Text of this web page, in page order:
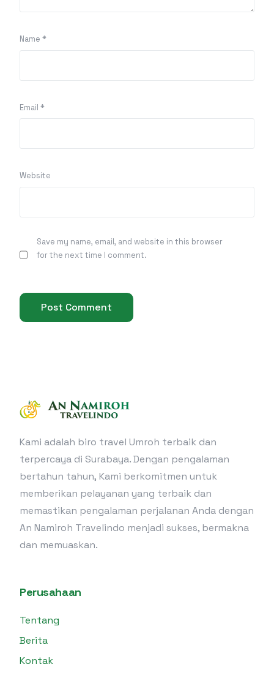
Name*
Email*
Website
Save my name, email, and website in this browser
for the next time I comment.
Kami adalah biro travel Umroh terbaik dan
terpercaya di Surabaya. Dengan pengalaman
bertahun tahun, Kami berkomitmen untuk
memberikan pelayanan yang terbaik dan
memastikan pengalaman perjalanan Anda dengan
An Namiroh Travelindo menjadi sukses, bermakna
dan memuaskan.
Perusahaan
Tentang
Berita
Kontak